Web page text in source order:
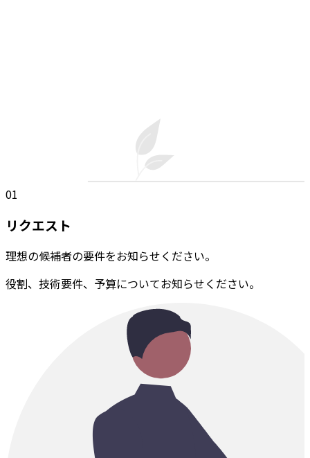
01
リクエスト
理想の候補者の要件をお知らせください。
役割、技術要件、予算についてお知らせください。